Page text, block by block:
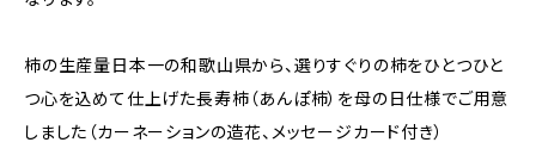
柿の生産量日本一の和歌山県から、選りすぐりの柿をひとつひと
つ心を込めて仕上げた長寿柿（あんぽ柿）を母の日仕様でご用意
しました（カーネーションの造花、メッセージカード付き）